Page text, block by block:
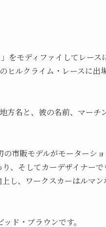
をモディファイしてレース
ヒルクライム・レースに出
方名と、彼の名前、マーチ
市販モデルがモーターショ
、そしてカーデザイナー
し、ワークスカーはルマ
ド・ブラウンです。